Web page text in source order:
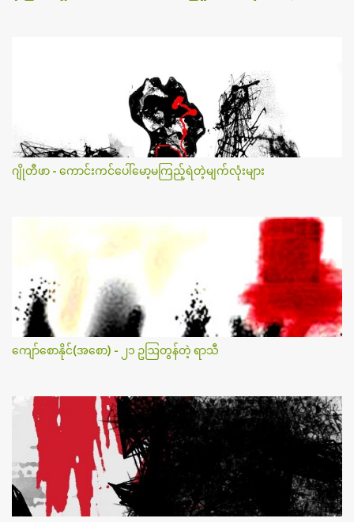
ဂျိုတီဖာ - ကောင်းကင်ပေါ်မော့မကြည့်ရဲတဲ့မျက်လုံးများ
ကျော်စောနိုင်(အစော) - ၂၁ ဥဩတွန်တဲ့ ရာသီ